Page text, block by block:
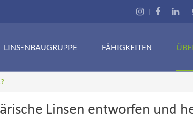
LINSENBAUGRUPPE FÄHIGKEITEN
Linsen entworfen und